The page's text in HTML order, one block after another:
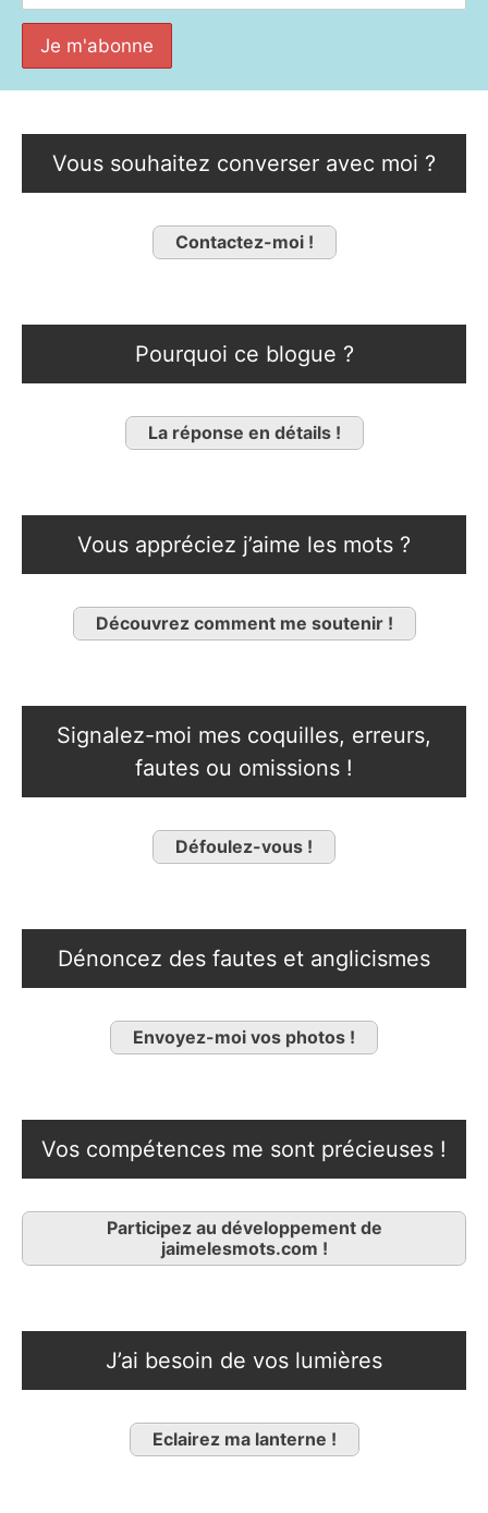
Vous souhaitez converser avec moi ?
Contactez-moi !
Pourquoi ce blogue ?
La réponse en détails !
Vous appréciez j’aime les mots ?
Découvrez comment me soutenir !
Signalez-moi mes coquilles, erreurs,
fautes ou omissions !
Défoulez-vous !
Dénoncez des fautes et anglicismes
Envoyez-moi vos photos !
Vos compétences me sont précieuses !
Participez au développement de
jaimelesmots.com !
J’ai besoin de vos lumières
Eclairez ma lanterne !